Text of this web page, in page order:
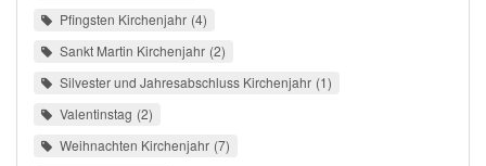
Pfingsten Kirchenjahr 4
Sankt Martin Kirchenjahr 2
Silvester und Jahresabschluss Kirchenjahr 1
Valentinstag 2
Weihnachten Kirchenjahr 7